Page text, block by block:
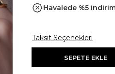
Havalede %5
Taksit Seçenekleri
SEPETE EKLE